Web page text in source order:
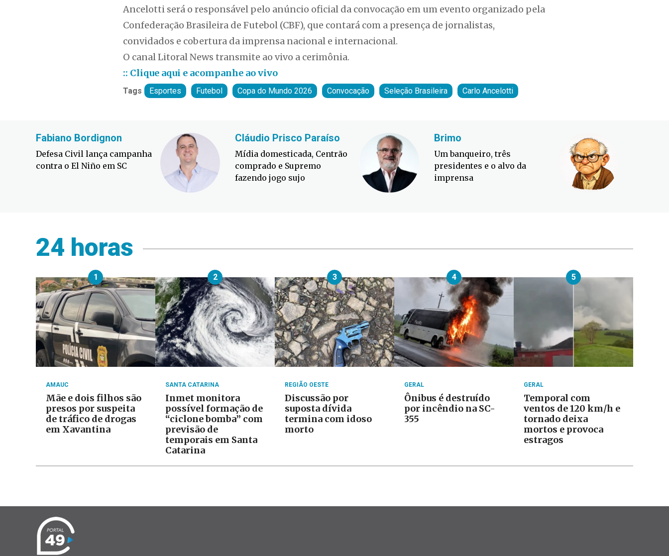
Ancelotti será o responsável pelo anúncio oficial da convocação em um evento organizado pela
Confederação Brasileira de Futebol (CBF), que contará com a presença de jornalistas,
convidados e cobertura da imprensa nacional e internacional.
O canal Litoral News transmite ao vivo a cerimônia.
:: Clique aqui e acompanhe ao vivo
Tags Esportes Futebol Copa do Mundo 2026 Convocação Seleção Brasileira Carlo Ancelotti
Fabiano Bordignon
Defesa Civil lança campanha
contra o El Niño em SC
Cláudio Prisco Paraíso
Mídia domesticada, Centrão
comprado e Supremo
fazendo jogo sujo
Brimo
Um banqueiro, três
presidentes e o alvo da
imprensa
24 horas
1
AMAUC
Mãe e dois filhos são
presos por suspeita
de tráfico de drogas
em Xavantina
2
SANTA CATARINA
Inmet monitora
possível formação de
“ciclone bomba” com
previsão de
temporais em Santa
Catarina
3
REGIÃO OESTE
Discussão por
suposta dívida
termina com idoso
morto
4
GERAL
Ônibus é destruído
por incêndio na SC-
355
5
GERAL
Temporal com
ventos de 120 km/h e
tornado deixa
mortos e provoca
estragos